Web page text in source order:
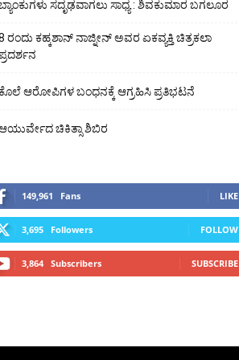
ಸದೃಢವಾಗಲು ಸಾಧ್ಯ : ಶಿವಕುಮಾರ ಬಗಲೂರ
ರಂದು ಕಹ್ಕಶಾನ್ ನಾಜ್ನೀನ್ ಅವರ ಏಕವ್ಯಕ್ತಿ ಚಿತ್ರಕಲಾ
ಆರೋಪಿಗಳ ಬಂಧನಕ್ಕೆ ಆಗ್ರಹಿಸಿ ಪ್ರತಿಭಟನೆ
ಚಿಕಿತ್ಸಾ ಶಿಬಿರ
149,961 Fans LIKE
3,695 Followers FOLLOW
3,864 Subscribers SUBSCRIBE